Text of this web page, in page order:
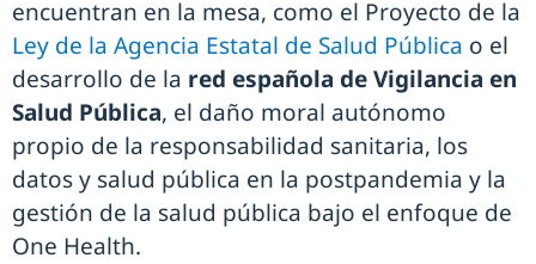
encuentran en la mesa, como el Proyecto de la
Ley de la Agencia Estatal de Salud Pública o el
desarrollo de la red española de Vigilancia en
Salud Pública, el daño moral autónomo
propio de la responsabilidad sanitaria, los
datos y salud pública en la postpandemia y la
gestión de la salud pública bajo el enfoque de
One Health.